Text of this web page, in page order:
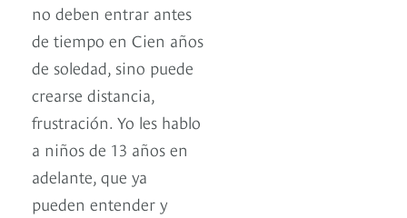
no deben entrar antes
de tiempo en Cien años
de soledad, sino puede
crearse distancia,
frustración. Yo les hablo
a niños de 13 años en
adelante, que ya
pueden entender y